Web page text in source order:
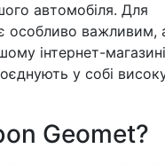
автомобіля. Для
є особливо важливим,
інтернет-магазині
у собі
Geomet?